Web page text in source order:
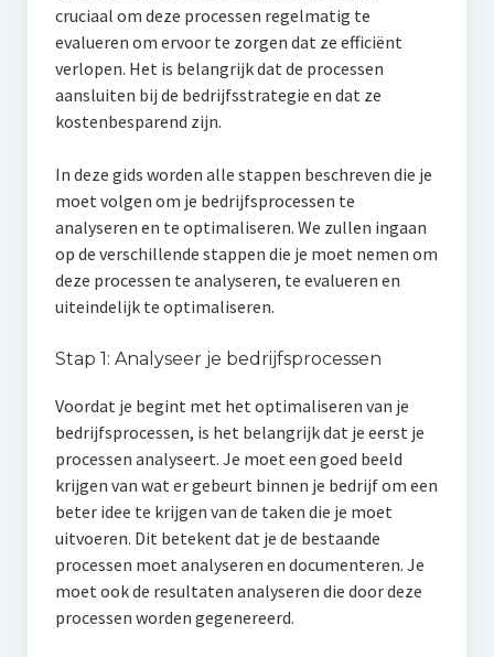
cruciaal om deze processen regelmatig te
evalueren om ervoor te zorgen dat ze efficiënt
verlopen. Het is belangrijk dat de processen
aansluiten bij de bedrijfsstrategie en dat ze
kostenbesparend zijn.
In deze gids worden alle stappen beschreven die je
moet volgen om je bedrijfsprocessen te
analyseren en te optimaliseren. We zullen ingaan
op de verschillende stappen die je moet nemen om
deze processen te analyseren, te evalueren en
uiteindelijk te optimaliseren.
Stap 1: Analyseer je bedrijfsprocessen
Voordat je begint met het optimaliseren van je
bedrijfsprocessen, is het belangrijk dat je eerst je
processen analyseert. Je moet een goed beeld
krijgen van wat er gebeurt binnen je bedrijf om een
beter idee te krijgen van de taken die je moet
uitvoeren. Dit betekent dat je de bestaande
processen moet analyseren en documenteren. Je
moet ook de resultaten analyseren die door deze
processen worden gegenereerd.